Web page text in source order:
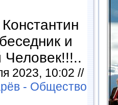
и
2023, 10:02 //
- Общество